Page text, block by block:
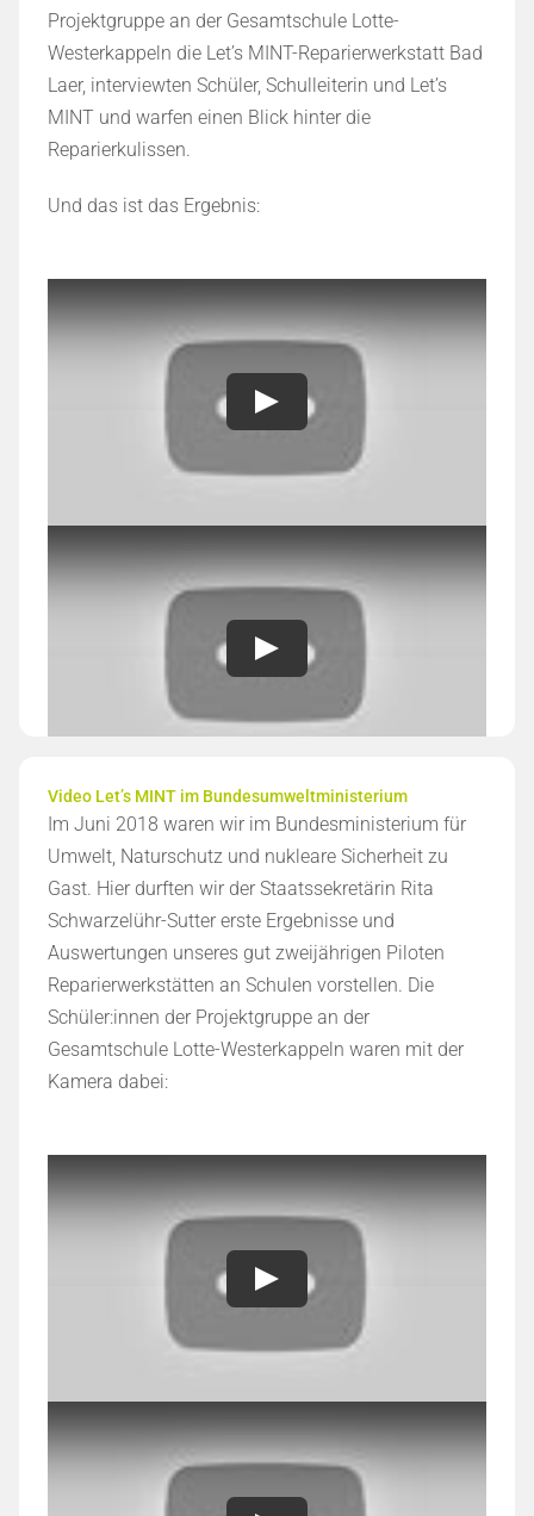
Projektgruppe an der Gesamtschule Lotte-
Westerkappeln die Let’s MINT-Reparierwerkstatt Bad
Laer, interviewten Schüler, Schulleiterin und Let’s
MINT und warfen einen Blick hinter die
Reparierkulissen.
Und das ist das Ergebnis:
Video Let’s MINT im Bun­des­um­welt­mi­ni­ste­ri­um
Im Juni 2018 waren wir im Bundesministerium für
Umwelt, Naturschutz und nukleare Sicherheit zu
Gast. Hier durften wir der Staatssekretärin Rita
Schwarzelühr-Sutter erste Ergebnisse und
Auswertungen unseres gut zweijährigen Piloten
Reparierwerkstätten an Schulen vorstellen. Die
Schüler:innen der Projektgruppe an der
Gesamtschule Lotte-Westerkappeln waren mit der
Kamera dabei: